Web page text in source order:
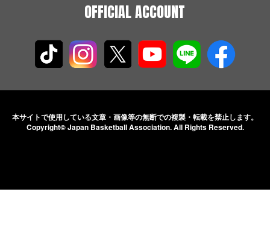
OFFICIAL ACCOUNT
本サイトで使用している文章・画像等の無断での複製・転載を禁止します。
Copyright© Japan Basketball Association.All Rights Reserved.